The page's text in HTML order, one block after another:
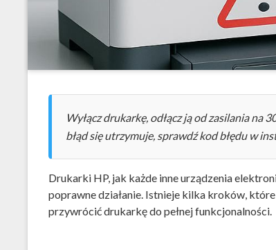
Wyłącz drukarkę, odłącz ją od zasilania na
błąd się utrzymuje, sprawdź kod błędu w
Drukarki HP, jak każde inne urządzenia
poprawne działanie. Istnieje kilka kroków,
przywrócić drukarkę do pełnej funkcjonalności.